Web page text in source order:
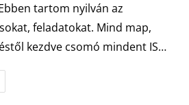
tartom nyilván az
feladatokat. Mind map,
kezdve csomó mindent IS…